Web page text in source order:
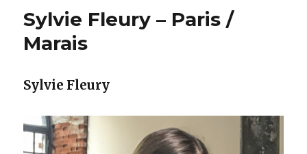
Sylvie Fleury – Paris /
Marais
Sylvie Fleury